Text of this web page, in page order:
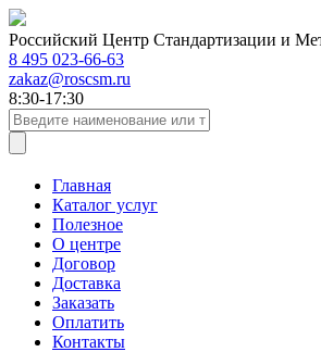
Российский Центр Стандартизации и
8 495 023-66-63
zakaz@roscsm.ru
8:30-17:30
Главная
Каталог услуг
Полезное
О центре
Договор
Доставка
Заказать
Оплатить
Контакты